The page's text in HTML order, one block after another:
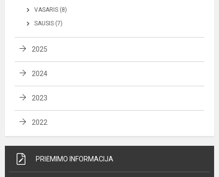
VASARIS (8)
SAUSIS (7)
2025
2024
2023
2022
PRIĖMIMO INFORMACIJA